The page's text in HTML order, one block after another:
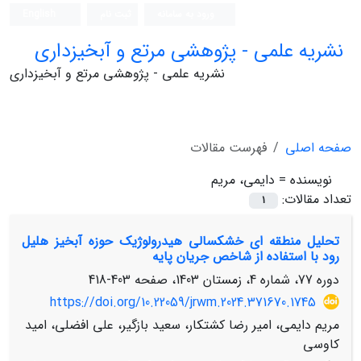
نشریه علمی - پژوهشی مرتع و آبخیزداری
نشریه علمی - پژوهشی مرتع و آبخیزداری
صفحه اصلی
فهرست مقالات
نویسنده = دایمی، مریم
تعداد مقالات:
1
تحلیل منطقه ای خشکسالی هیدرولوژیک حوزه آبخیز هلیل
رود با استفاده از شاخص جریان پایه
دوره 77، شماره 4، زمستان 1403، صفحه
403-418
https://doi.org/10.22059/jrwm.2024.371670.1745
مریم دایمی، امیر رضا کشتکار، سعید بازگیر، علی افضلی، امید
کاوسی